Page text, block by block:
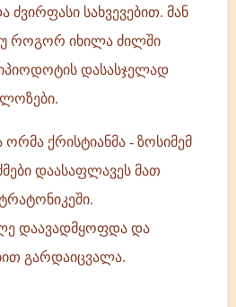
სახვევებით. მან
როგორ იხილა ძილში
დასასჯელად
ქრისტიანმა - ზოსიმემ
დაასაფლავეს მათ
დაავადმყოფდა და
გარდაიცვალა.